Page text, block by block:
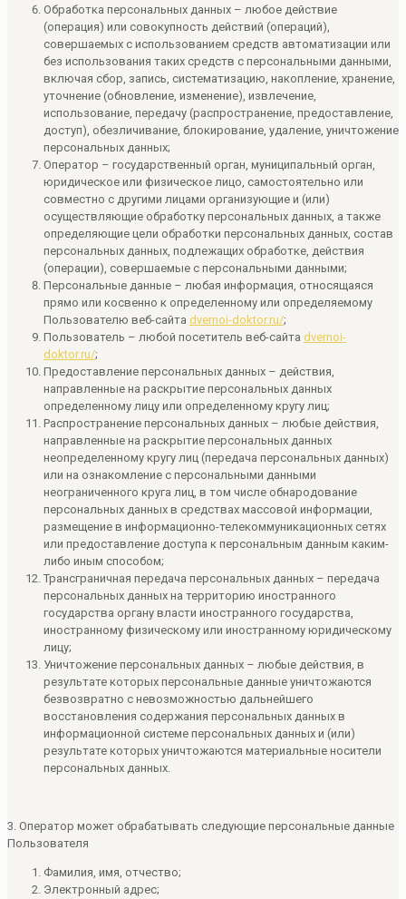
Обработка персональных данных – любое действие
(операция) или совокупность действий (операций),
совершаемых с использованием средств автоматизации или
без использования таких средств с персональными данными,
включая сбор, запись, систематизацию, накопление, хранение,
уточнение (обновление, изменение), извлечение,
использование, передачу (распространение, предоставление,
доступ), обезличивание, блокирование, удаление, уничтожение
персональных данных;
Оператор – государственный орган, муниципальный орган,
юридическое или физическое лицо, самостоятельно или
совместно с другими лицами организующие и (или)
осуществляющие обработку персональных данных, а также
определяющие цели обработки персональных данных, состав
персональных данных, подлежащих обработке, действия
(операции), совершаемые с персональными данными;
Персональные данные – любая информация, относящаяся
прямо или косвенно к определенному или определяемому
Пользователю веб-сайта dvernoi-doktor.ru/;
Пользователь – любой посетитель веб-сайта dvernoi-
doktor.ru/;
Предоставление персональных данных – действия,
направленные на раскрытие персональных данных
определенному лицу или определенному кругу лиц;
Распространение персональных данных – любые действия,
направленные на раскрытие персональных данных
неопределенному кругу лиц (передача персональных данных)
или на ознакомление с персональными данными
неограниченного круга лиц, в том числе обнародование
персональных данных в средствах массовой информации,
размещение в информационно-телекоммуникационных сетях
или предоставление доступа к персональным данным каким-
либо иным способом;
Трансграничная передача персональных данных – передача
персональных данных на территорию иностранного
государства органу власти иностранного государства,
иностранному физическому или иностранному юридическому
лицу;
Уничтожение персональных данных – любые действия, в
результате которых персональные данные уничтожаются
безвозвратно с невозможностью дальнейшего
восстановления содержания персональных данных в
информационной системе персональных данных и (или)
результате которых уничтожаются материальные носители
персональных данных.
3. Оператор может обрабатывать следующие персональные данные
Пользователя
Фамилия, имя, отчество;
Электронный адрес;